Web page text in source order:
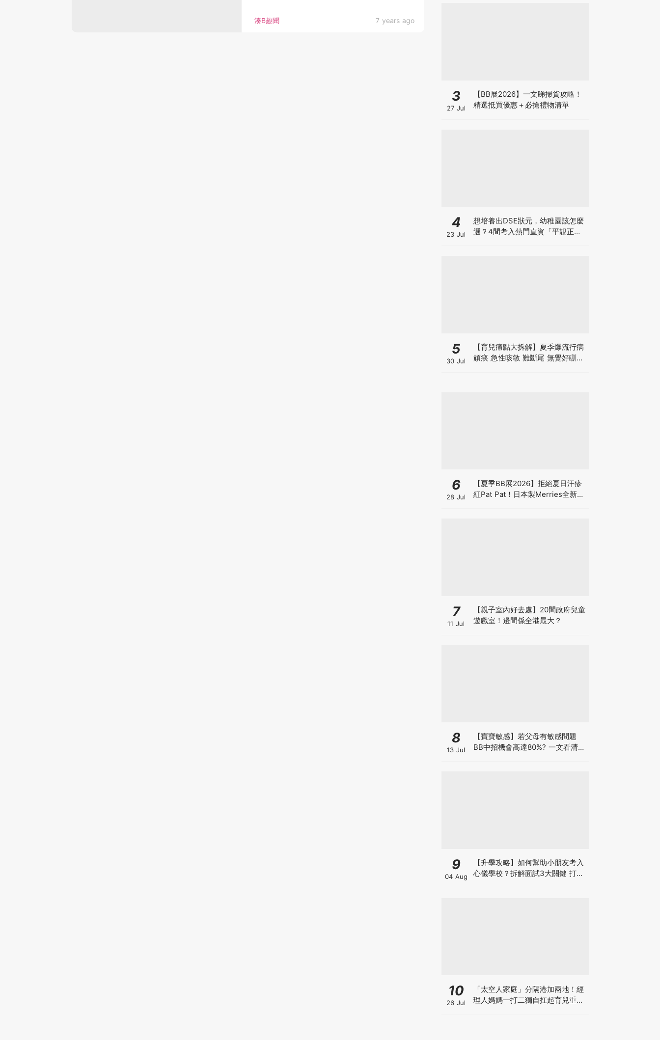
湊B趣聞 7 years ago
3
27 Jul
【BB展2026】一文睇掃貨攻略！
精選抵買優惠＋必搶禮物清單
4
23 Jul
想培養出DSE狀元，幼稚園該怎麼
選？4間考入熱門直資「平靚正」
5
30 Jul
【育兒痛點大拆解】夏季爆流行病
頑痰 急性咳敏 難斷尾 無覺好瞓？
6
28 Jul
【夏季BB展2026】拒絕夏日汗疹
紅Pat Pat！日本製Merries全新超
7
11 Jul
【親子室內好去處】20間政府兒童
遊戲室！邊間係全港最大？
8
13 Jul
【寶寶敏感】若父母有敏感問題
BB中招機會高達80%? 一文看清預
9
04 Aug
【升學攻略】如何幫助小朋友考入
心儀學校？拆解面試3大關鍵 打好
10
26 Jul
「太空人家庭」分隔港加兩地！經
理人媽媽一打二獨自扛起育兒重